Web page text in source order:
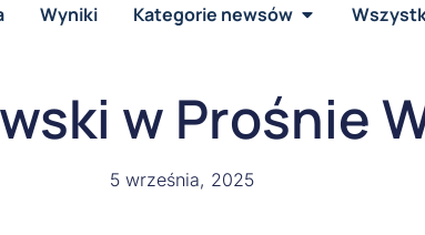
Wyniki Kategorie newsów
w Prośnie
5 września, 2025